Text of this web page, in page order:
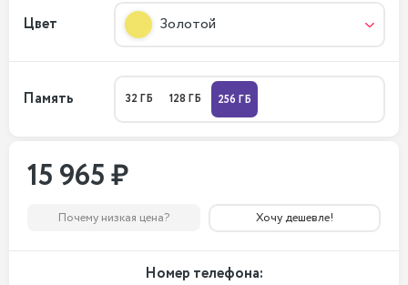
Цвет Золотой
Память 32 ГБ 128 ГБ 256 ГБ
15 965 ₽
Почему низкая цена? Хочу дешевле!
Номер телефона: